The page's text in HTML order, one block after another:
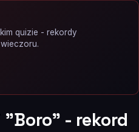
quizie - rekordy
- rekord